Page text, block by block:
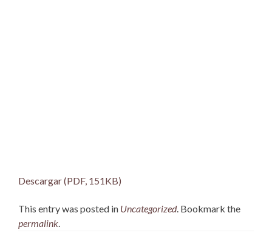
Descargar (PDF, 151KB)
This entry was posted in Uncategorized. Bookmark the
permalink